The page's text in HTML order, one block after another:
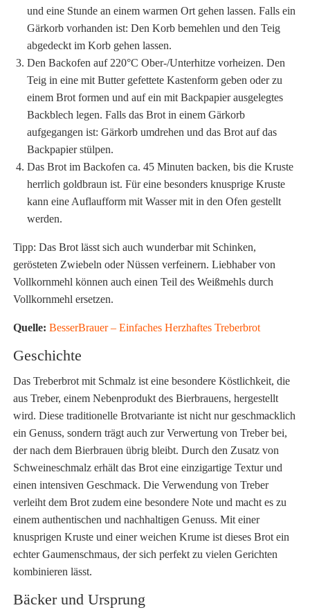
und eine Stunde an einem warmen Ort gehen lassen. Falls ein
Gärkorb vorhanden ist: Den Korb bemehlen und den Teig
abgedeckt im Korb gehen lassen.
Den Backofen auf 220°C Ober-/Unterhitze vorheizen. Den
Teig in eine mit Butter gefettete Kastenform geben oder zu
einem Brot formen und auf ein mit Backpapier ausgelegtes
Backblech legen. Falls das Brot in einem Gärkorb
aufgegangen ist: Gärkorb umdrehen und das Brot auf das
Backpapier stülpen.
Das Brot im Backofen ca. 45 Minuten backen, bis die Kruste
herrlich goldbraun ist. Für eine besonders knusprige Kruste
kann eine Auflaufform mit Wasser mit in den Ofen gestellt
werden.
Tipp: Das Brot lässt sich auch wunderbar mit Schinken,
gerösteten Zwiebeln oder Nüssen verfeinern. Liebhaber von
Vollkornmehl können auch einen Teil des Weißmehls durch
Vollkornmehl ersetzen.
Quelle: BesserBrauer – Einfaches Herzhaftes Treberbrot
Geschichte
Das Treberbrot mit Schmalz ist eine besondere Köstlichkeit, die
aus Treber, einem Nebenprodukt des Bierbrauens, hergestellt
wird. Diese traditionelle Brotvariante ist nicht nur geschmacklich
ein Genuss, sondern trägt auch zur Verwertung von Treber bei,
der nach dem Bierbrauen übrig bleibt. Durch den Zusatz von
Schweineschmalz erhält das Brot eine einzigartige Textur und
einen intensiven Geschmack. Die Verwendung von Treber
verleiht dem Brot zudem eine besondere Note und macht es zu
einem authentischen und nachhaltigen Genuss. Mit einer
knusprigen Kruste und einer weichen Krume ist dieses Brot ein
echter Gaumenschmaus, der sich perfekt zu vielen Gerichten
kombinieren lässt.
Bäcker und Ursprung